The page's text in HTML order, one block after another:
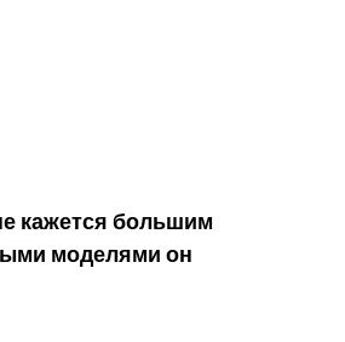
кажется большим
моделями он